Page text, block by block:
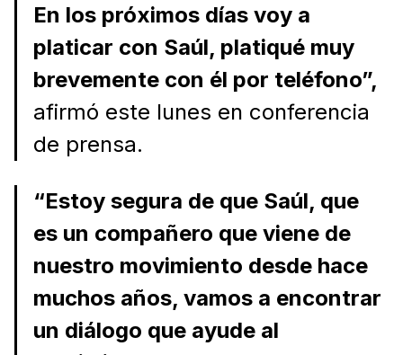
En los próximos días voy a
platicar con Saúl, platiqué muy
brevemente con él por teléfono”,
afirmó este lunes en conferencia
de prensa.
“Estoy segura de que Saúl, que
es un compañero que viene de
nuestro movimiento desde hace
muchos años, vamos a encontrar
un diálogo que ayude al